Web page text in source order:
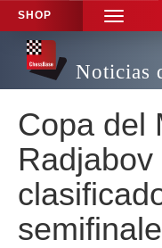
SHOP
TOGGLE
Noticias
Copa del